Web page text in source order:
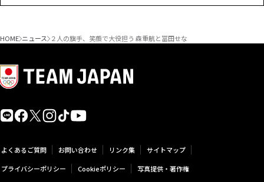
HOME ニュース ２人の旗手、笑顔で大役担う 森重航と冨田せな
よくあるご質問 お問い合わせ リンク集
サイトマップ
プライバシーポリシー
Cookieポリシー 写真提供・著作権